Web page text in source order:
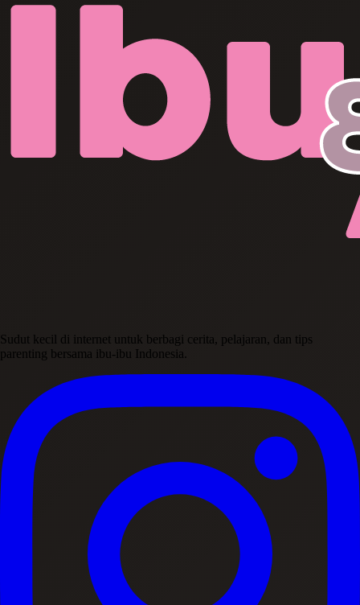
Sudut kecil di internet untuk berbagi cerita, pelajaran, dan tips
parenting bersama ibu-ibu Indonesia.